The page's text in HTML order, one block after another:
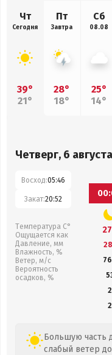
Чт
Сегодня
39°
21°
Пт
Завтра
28°
18°
Сб
08.08
25°
14°
Четверг, 6 августа
Восход:05:46
Закат:20:52
Температура С°
Ощущается как
Давление, мм
Влажность, %
Ветер, м/с
Вероятность
осадков, %
2
2
Большую часть
слабый ветер